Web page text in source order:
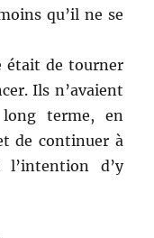
qu’il ne se
était de tourner
Ils n’avaient
long terme, en
de continuer à
d’y